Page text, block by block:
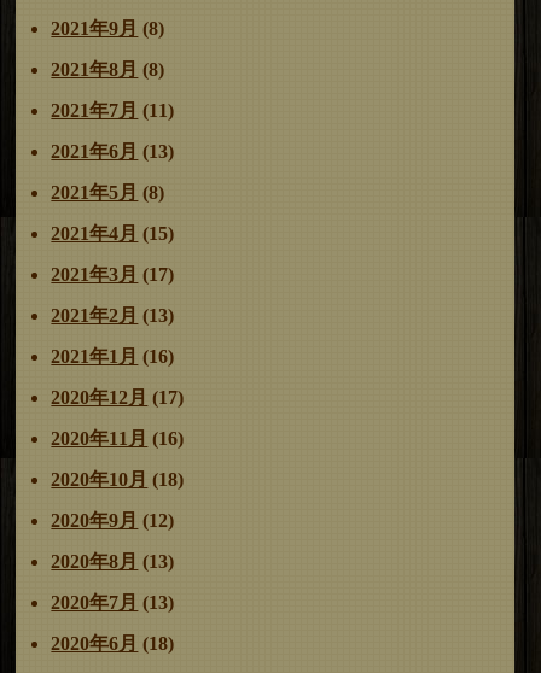
2021年9月 (8)
2021年8月 (8)
2021年7月 (11)
2021年6月 (13)
2021年5月 (8)
2021年4月 (15)
2021年3月 (17)
2021年2月 (13)
2021年1月 (16)
2020年12月 (17)
2020年11月 (16)
2020年10月 (18)
2020年9月 (12)
2020年8月 (13)
2020年7月 (13)
2020年6月 (18)